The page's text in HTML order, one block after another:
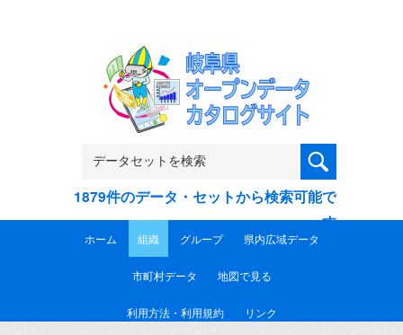
1879件のデータ・セットから検索可能で
す
ホーム 組織 グループ 県内広域データ
市町村データ 地図で見る
利用方法・利用規約 リンク